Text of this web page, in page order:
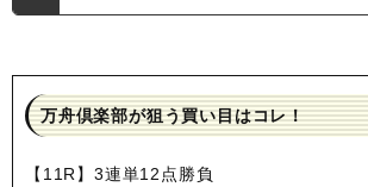
万舟倶楽部が狙う買い目はコレ！
【11R】3連単12点勝負